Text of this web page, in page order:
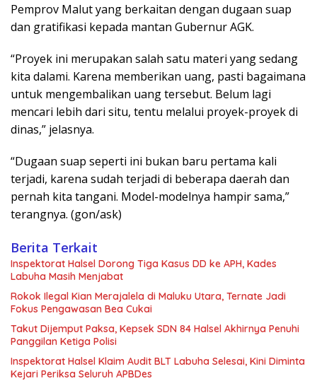
Pemprov Malut yang berkaitan dengan dugaan suap
dan gratifikasi kepada mantan Gubernur AGK.
“Proyek ini merupakan salah satu materi yang sedang
kita dalami. Karena memberikan uang, pasti bagaimana
untuk mengembalikan uang tersebut. Belum lagi
mencari lebih dari situ, tentu melalui proyek-proyek di
dinas,” jelasnya.
“Dugaan suap seperti ini bukan baru pertama kali
terjadi, karena sudah terjadi di beberapa daerah dan
pernah kita tangani. Model-modelnya hampir sama,”
terangnya. (gon/ask)
Berita Terkait
Inspektorat Halsel Dorong Tiga Kasus DD ke APH, Kades
Labuha Masih Menjabat
Rokok Ilegal Kian Merajalela di Maluku Utara, Ternate Jadi
Fokus Pengawasan Bea Cukai
Takut Dijemput Paksa, Kepsek SDN 84 Halsel Akhirnya Penuhi
Panggilan Ketiga Polisi
Inspektorat Halsel Klaim Audit BLT Labuha Selesai, Kini Diminta
Kejari Periksa Seluruh APBDes